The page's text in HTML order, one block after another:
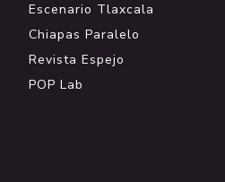
Escenario Tlaxcala
Chiapas Paralelo
Revista Espejo
POP Lab